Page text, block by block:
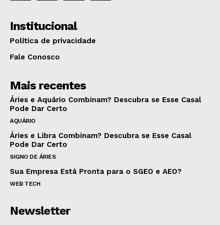
Institucional
Política de privacidade
Fale Conosco
Mais recentes
Áries e Aquário Combinam? Descubra se Esse Casal
Pode Dar Certo
AQUÁRIO
Áries e Libra Combinam? Descubra se Esse Casal
Pode Dar Certo
SIGNO DE ÁRIES
Sua Empresa Está Pronta para o SGEO e AEO?
WEB TECH
Newsletter